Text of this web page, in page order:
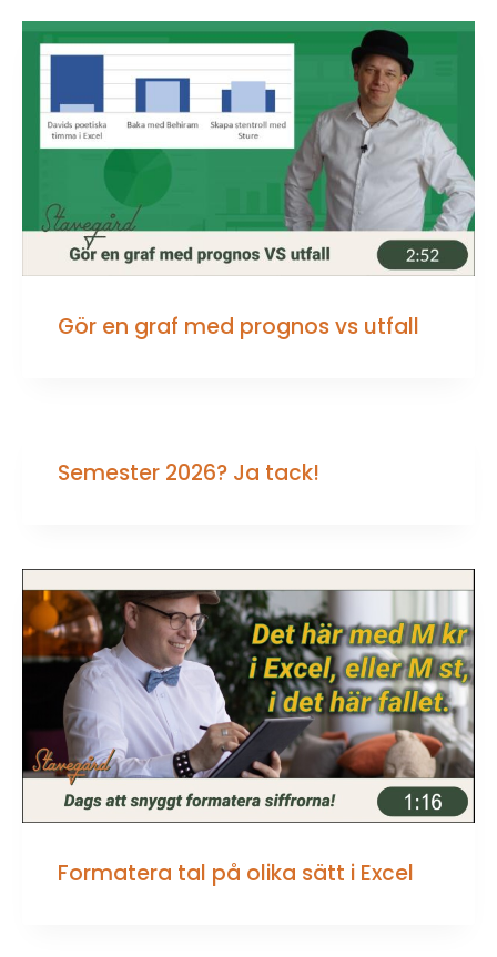
Gör en graf med prognos vs utfall
Semester 2026? Ja tack!
Formatera tal på olika sätt i Excel